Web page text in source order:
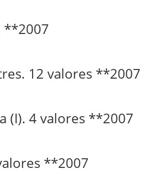
**2007
12 valores **2007
(I). 4 valores **2007
**2007